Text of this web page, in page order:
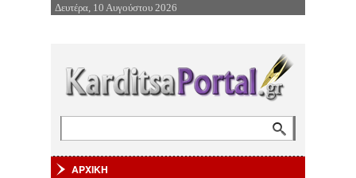
Επιστροφή στην Πλοήγηση
Δευτέρα, 10 Αυγούστου 2026
ΑΡΧΙΚΗ